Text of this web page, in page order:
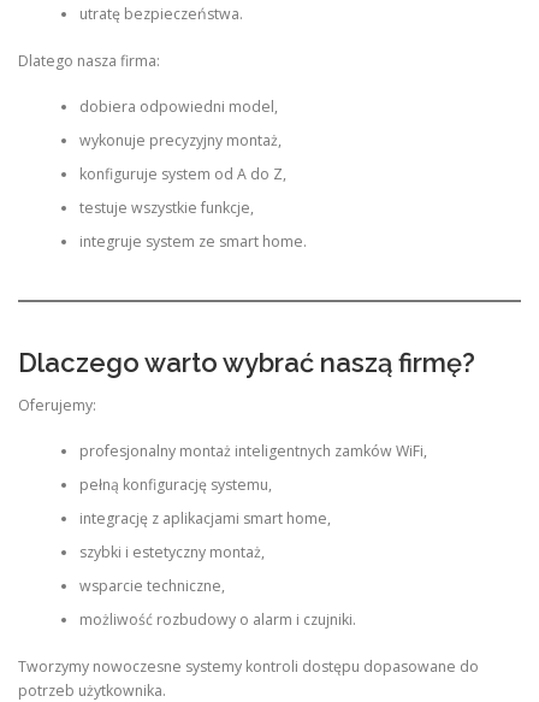
utratę bezpieczeństwa.
Dlatego nasza firma:
dobiera odpowiedni model,
wykonuje precyzyjny montaż,
konfiguruje system od A do Z,
testuje wszystkie funkcje,
integruje system ze smart home.
Dlaczego warto wybrać naszą firmę?
Oferujemy:
profesjonalny montaż inteligentnych zamków WiFi,
pełną konfigurację systemu,
integrację z aplikacjami smart home,
szybki i estetyczny montaż,
wsparcie techniczne,
możliwość rozbudowy o alarm i czujniki.
Tworzymy nowoczesne systemy kontroli dostępu dopasowane do
potrzeb użytkownika.